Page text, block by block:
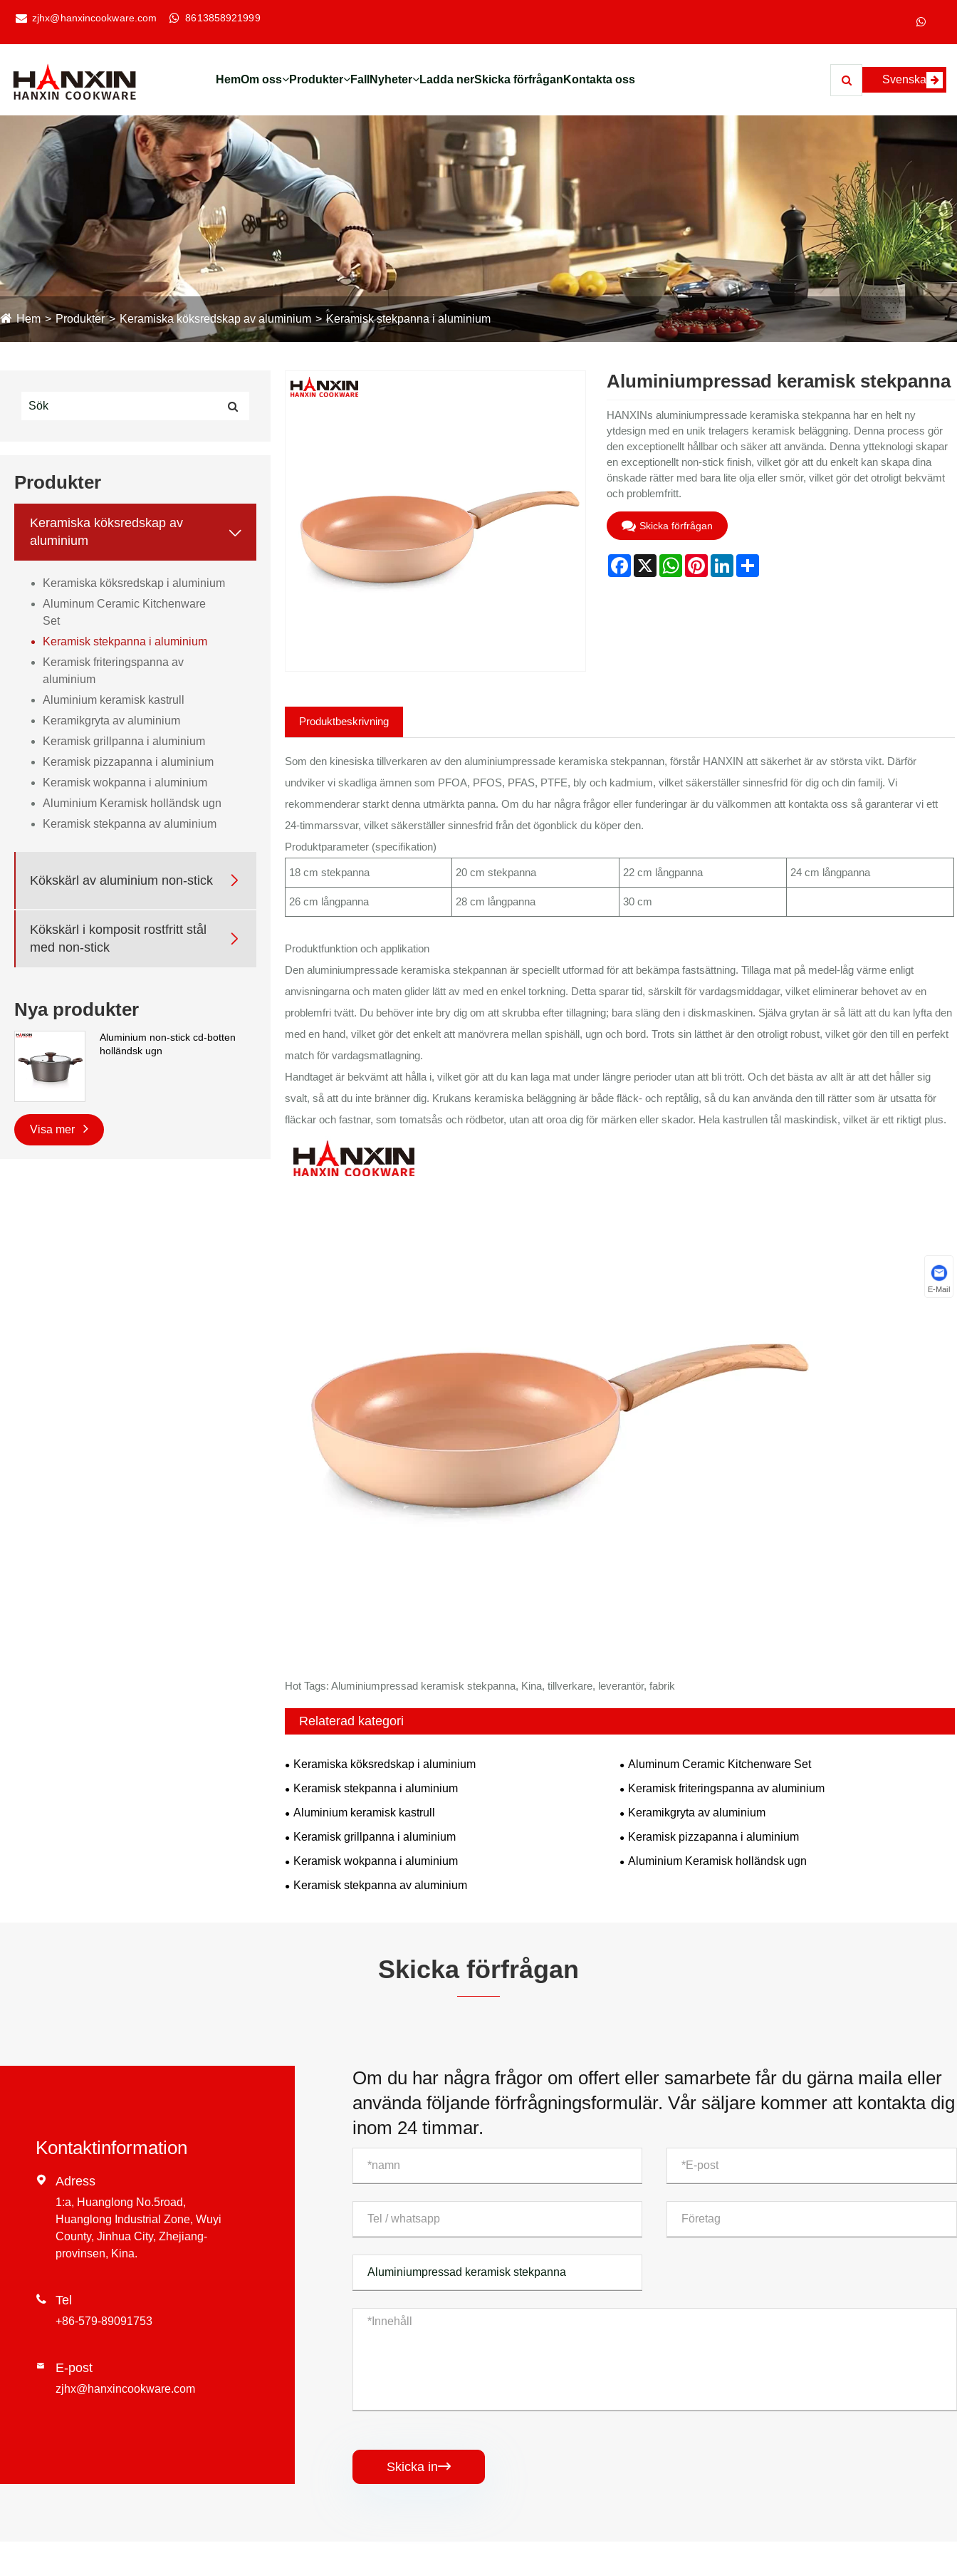
zjhx@hanxincookware.com 8613858921999
HemOm oss Produkter Fall Nyheter Ladda nerSkicka förfrågan Kontakta oss Svenska
Hem Produkter Keramiska köksredskap av aluminium Keramisk stekpanna i aluminium
Produkter
Keramiska köksredskap av
aluminium

Keramiska köksredskap i aluminium
Aluminum Ceramic Kitchenware
Set
Keramisk stekpanna i aluminium
Keramisk friteringspanna av
aluminium
Aluminium keramisk kastrull
Keramikgryta av aluminium
Keramisk grillpanna i aluminium
Keramisk pizzapanna i aluminium
Keramisk wokpanna i aluminium
Aluminium Keramisk holländsk ugn
Keramisk stekpanna av aluminium
Kökskärl av aluminium non-stick 
Kökskärl i komposit rostfritt stål
med non-stick

Nya produkter
Aluminium non-stick cd-botten
holländsk ugn
Visa mer
Aluminiumpressad keramisk stekpanna
HANXINs aluminiumpressade keramiska stekpanna har en helt ny
ytdesign med en unik trelagers keramisk beläggning. Denna process gör
den exceptionellt hållbar och säker att använda. Denna ytteknologi skapar
en exceptionellt non-stick finish, vilket gör att du enkelt kan skapa dina
önskade rätter med bara lite olja eller smör, vilket gör det otroligt bekvämt
och problemfritt.
Skicka förfrågan
Facebook
X WhatsAppPinterestLinkedInShare
Produktbeskrivning
Som den kinesiska tillverkaren av den aluminiumpressade keramiska stekpannan, förstår HANXIN att säkerhet är av största vikt. Därför
undviker vi skadliga ämnen som PFOA, PFOS, PFAS, PTFE, bly och kadmium, vilket säkerställer sinnesfrid för dig och din familj. Vi
rekommenderar starkt denna utmärkta panna. Om du har några frågor eller funderingar är du välkommen att kontakta oss så garanterar vi ett
24-timmarssvar, vilket säkerställer sinnesfrid från det ögonblick du köper den.
Produktparameter (specifikation)
18 cm stekpanna 20 cm stekpanna 22 cm långpanna 24 cm långpanna
26 cm långpanna 28 cm långpanna 30 cm
Produktfunktion och applikation
Den aluminiumpressade keramiska stekpannan är speciellt utformad för att bekämpa fastsättning. Tillaga mat på medel-låg värme enligt
anvisningarna och maten glider lätt av med en enkel torkning. Detta sparar tid, särskilt för vardagsmiddagar, vilket eliminerar behovet av en
problemfri tvätt. Du behöver inte bry dig om att skrubba efter tillagning; bara släng den i diskmaskinen. Själva grytan är så lätt att du kan lyfta den
med en hand, vilket gör det enkelt att manövrera mellan spishäll, ugn och bord. Trots sin lätthet är den otroligt robust, vilket gör den till en perfekt
match för vardagsmatlagning.
Handtaget är bekvämt att hålla i, vilket gör att du kan laga mat under längre perioder utan att bli trött. Och det bästa av allt är att det håller sig
svalt, så att du inte bränner dig. Krukans keramiska beläggning är både fläck- och reptålig, så du kan använda den till rätter som är utsatta för
fläckar och fastnar, som tomatsås och rödbetor, utan att oroa dig för märken eller skador. Hela kastrullen tål maskindisk, vilket är ett riktigt plus.
Hot Tags: Aluminiumpressad keramisk stekpanna, Kina, tillverkare, leverantör, fabrik
Relaterad kategori
Keramiska köksredskap i aluminium
Aluminum Ceramic Kitchenware Set
Keramisk stekpanna i aluminium
Keramisk friteringspanna av aluminium
Aluminium keramisk kastrull
Keramikgryta av aluminium
Keramisk grillpanna i aluminium
Keramisk pizzapanna i aluminium
Keramisk wokpanna i aluminium
Aluminium Keramisk holländsk ugn
Keramisk stekpanna av aluminium
Skicka förfrågan
Kontaktinformation
 Adress
1:a, Huanglong No.5road,
Huanglong Industrial Zone, Wuyi
County, Jinhua City, Zhejiang-
provinsen, Kina.
 Tel
+86-579-89091753
 E-post
zjhx@hanxincookware.com
Om du har några frågor om offert eller samarbete får du gärna maila eller
använda följande förfrågningsformulär. Vår säljare kommer att kontakta dig
inom 24 timmar.
Skicka in
E-Mail